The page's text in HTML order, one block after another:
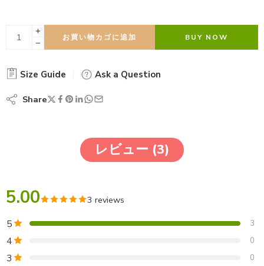
お買い物カゴに追加 BUY NOW
Size Guide Ask a Question
Share
レビュー (3)
5.00 3 reviews
5 3
4 0
3 0